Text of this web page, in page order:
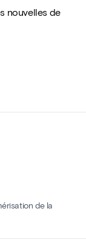
nouvelles de
de la